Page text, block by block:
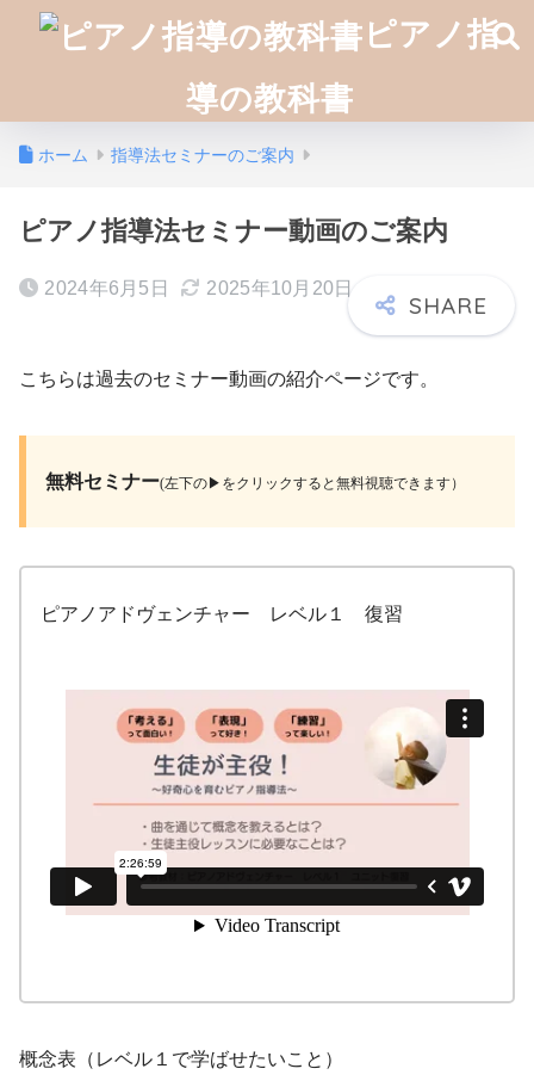
ピアノ指
導の教科書
ホーム 指導法セミナーのご案内
ピアノ指導法セミナー動画のご案内
2024年6月5日 2025年10月20日
こちらは過去のセミナー動画の紹介ページです。
無料セミナー(左下の▶︎をクリックすると無料視聴できます）
ピアノアドヴェンチャー レベル１ 復習
概念表（レベル１で学ばせたいこと）